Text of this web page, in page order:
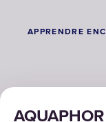
APPRENDRE
SOLUTIONS